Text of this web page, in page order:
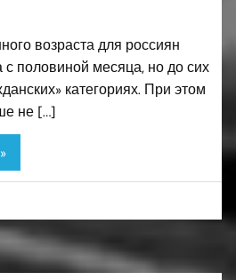
возраста для россиян
с половиной месяца, но до сих
категориях. При этом
не […]